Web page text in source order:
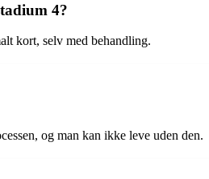
4?
kort, selv med behandling.
og man kan ikke leve uden den.